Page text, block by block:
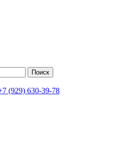
Поиск
(929) 630-39-78